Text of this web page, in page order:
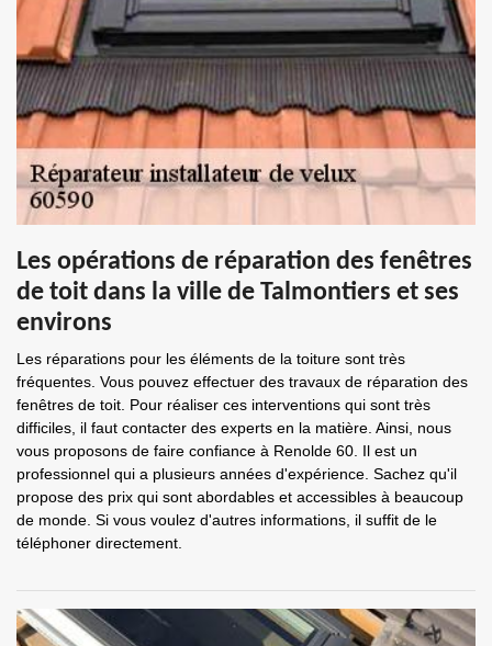
Les opérations de réparation des fenêtres
de toit dans la ville de Talmontiers et ses
environs
Les réparations pour les éléments de la toiture sont très
fréquentes. Vous pouvez effectuer des travaux de réparation des
fenêtres de toit. Pour réaliser ces interventions qui sont très
difficiles, il faut contacter des experts en la matière. Ainsi, nous
vous proposons de faire confiance à Renolde 60. Il est un
professionnel qui a plusieurs années d'expérience. Sachez qu'il
propose des prix qui sont abordables et accessibles à beaucoup
de monde. Si vous voulez d'autres informations, il suffit de le
téléphoner directement.